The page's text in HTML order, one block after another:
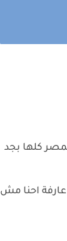
كلها بجد
احنا مش